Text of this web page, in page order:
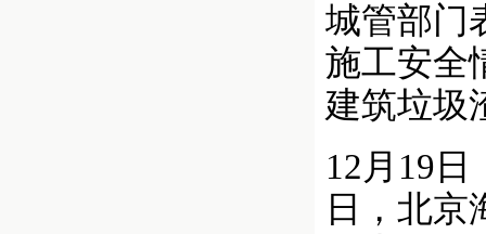
城管部门
施工安全
建筑垃圾
12月19
日，北京